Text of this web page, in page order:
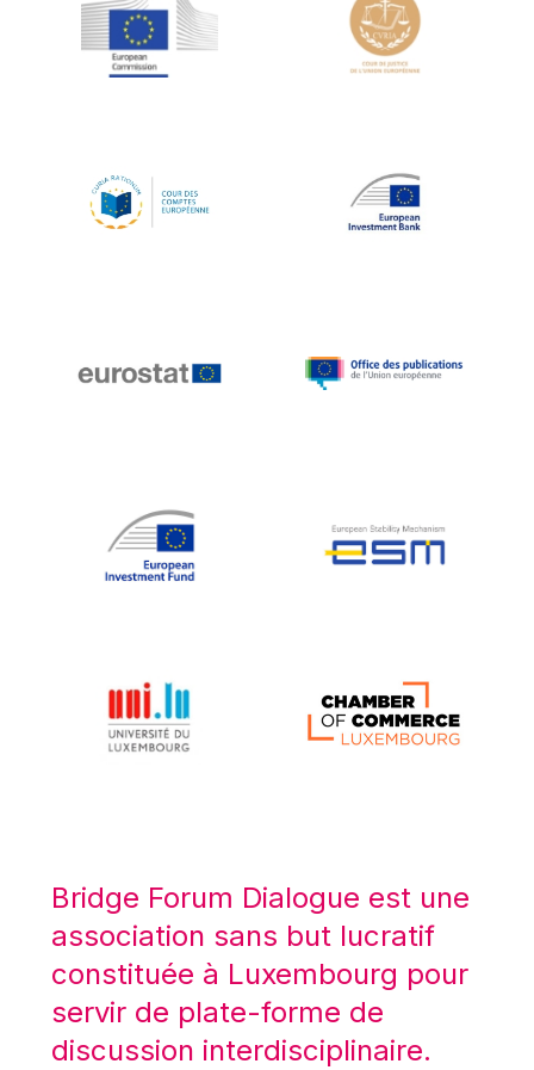
Jean-Louis Schiltz
Jean-Victor Louis
Johnny Åkerholm
Katharien L.C. Hunt
Klaus-Heiner Lehne
Koen LENAERTS
Lars Heikensten
Lucas Papademos
Máire Geoghegan-Quinn
Mario Centeno
Mario Monti
Maroš ŠEFČOVIČ
Martin Bailey
Martine Reicherts
Bridge Forum Dialogue est une
association sans but lucratif
constituée à Luxembourg pour
servir de plate-forme de
discussion interdisciplinaire.